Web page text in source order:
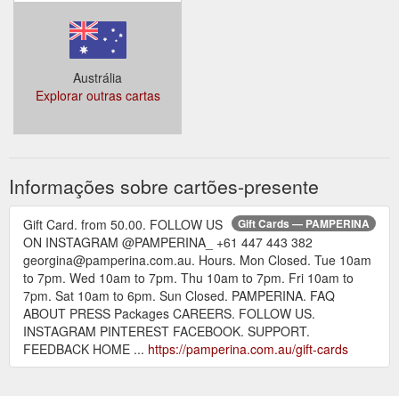
Austrália
Explorar outras cartas
Informações sobre cartões-presente
Gift Cards — PAMPERINA
Gift Card. from 50.00. FOLLOW US
ON INSTAGRAM @PAMPERINA_ +61 447 443 382
georgina@pamperina.com.au. Hours. Mon Closed. Tue 10am
to 7pm. Wed 10am to 7pm. Thu 10am to 7pm. Fri 10am to
7pm. Sat 10am to 6pm. Sun Closed. PAMPERINA. FAQ
ABOUT PRESS Packages CAREERS. FOLLOW US.
INSTAGRAM PINTEREST FACEBOOK. SUPPORT.
FEEDBACK HOME ... https://pamperina.com.au/gift-cards